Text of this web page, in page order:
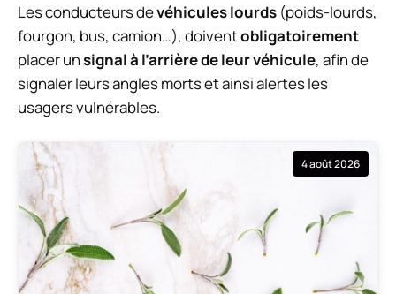
Les conducteurs devéhicules lourds (poids-lourds,
fourgon, bus, camion…), doiventobligatoirement
placer unsignal à l’arrière de leur véhicule, afin de
signaler leurs angles morts et ainsi alertes les
usagers vulnérables.
4 août 2026